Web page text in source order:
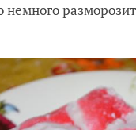
немного